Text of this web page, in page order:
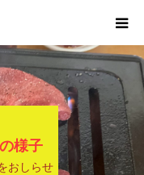
様子
おしらせ